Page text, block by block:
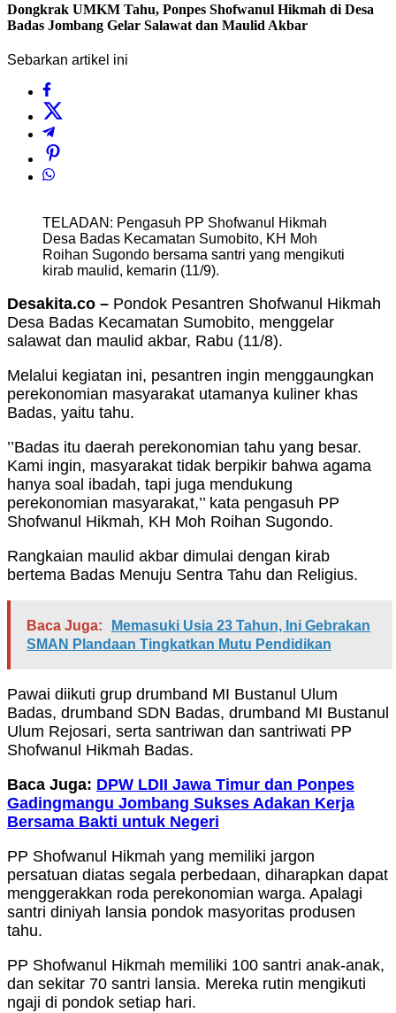
Dongkrak UMKM Tahu, Ponpes Shofwanul Hikmah di Desa
Badas Jombang Gelar Salawat dan Maulid Akbar
Sebarkan artikel ini
TELADAN: Pengasuh PP Shofwanul Hikmah
Desa Badas Kecamatan Sumobito, KH Moh
Roihan Sugondo bersama santri yang mengikuti
kirab maulid, kemarin (11/9).
Desakita.co – Pondok Pesantren Shofwanul Hikmah
Desa Badas Kecamatan Sumobito, menggelar
salawat dan maulid akbar, Rabu (11/8).
Melalui kegiatan ini, pesantren ingin menggaungkan
perekonomian masyarakat utamanya kuliner khas
Badas, yaitu tahu.
’’Badas itu daerah perekonomian tahu yang besar.
Kami ingin, masyarakat tidak berpikir bahwa agama
hanya soal ibadah, tapi juga mendukung
perekonomian masyarakat,’’ kata pengasuh PP
Shofwanul Hikmah, KH Moh Roihan Sugondo.
Rangkaian maulid akbar dimulai dengan kirab
bertema Badas Menuju Sentra Tahu dan Religius.
Baca Juga:
Memasuki Usia 23 Tahun, Ini Gebrakan
SMAN Plandaan Tingkatkan Mutu Pendidikan
Pawai diikuti grup drumband MI Bustanul Ulum
Badas, drumband SDN Badas, drumband MI Bustanul
Ulum Rejosari, serta santriwan dan santriwati PP
Shofwanul Hikmah Badas.
Baca Juga: DPW LDII Jawa Timur dan Ponpes
Gadingmangu Jombang Sukses Adakan Kerja
Bersama Bakti untuk Negeri
PP Shofwanul Hikmah yang memiliki jargon
persatuan diatas segala perbedaan, diharapkan dapat
menggerakkan roda perekonomian warga. Apalagi
santri diniyah lansia pondok masyoritas produsen
tahu.
PP Shofwanul Hikmah memiliki 100 santri anak-anak,
dan sekitar 70 santri lansia. Mereka rutin mengikuti
ngaji di pondok setiap hari.